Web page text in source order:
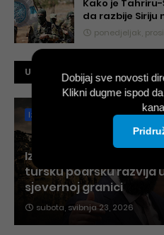
Dobijaj sve novosti
Klikni dugme ispod
Kako je
da razbije Siriju
ponedjeljak,
UPRAVO OBJAVLJENO⚡
Izrael
Izraelski dužnosnici:
tursku podršku razvija
sjevernoj granici
subota, svibnja 23, 2026